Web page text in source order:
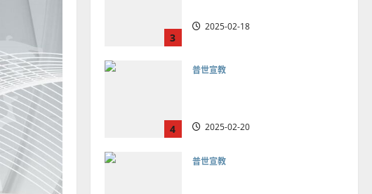
3
2025-02-18
4
普世宣教
2025-02-20
普世宣教